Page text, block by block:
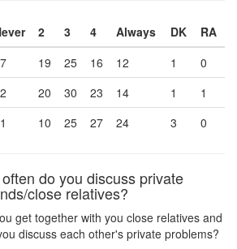
2 3 4 Always DK
RA
19 25 16 12 1
0
20 30 23 14 1
1
10 25 27 24 3 0
do you discuss private
close relatives?
get together with you close relatives and
discuss each other's private problems?